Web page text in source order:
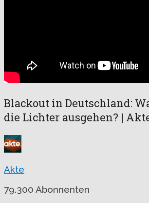
Blackout in Deutschland:
die Lichter ausgehen? |
Akte
79.300 Abonnenten